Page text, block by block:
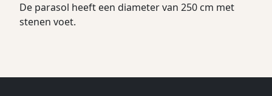
De parasol heeft een diameter van 250 cm met
stenen voet.